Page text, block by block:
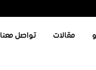
مقالات تواصل معنا